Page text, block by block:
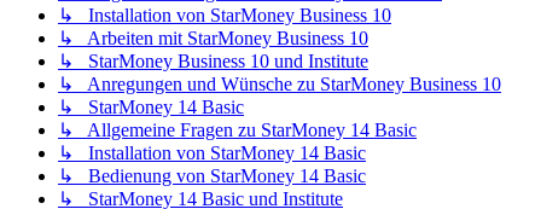
↳ Installation von StarMoney Business 10
↳ Arbeiten mit StarMoney Business 10
↳ StarMoney Business 10 und Institute
↳ Anregungen und Wünsche zu StarMoney Business 10
↳ StarMoney 14 Basic
↳ Allgemeine Fragen zu StarMoney 14 Basic
↳ Installation von StarMoney 14 Basic
↳ Bedienung von StarMoney 14 Basic
↳ StarMoney 14 Basic und Institute